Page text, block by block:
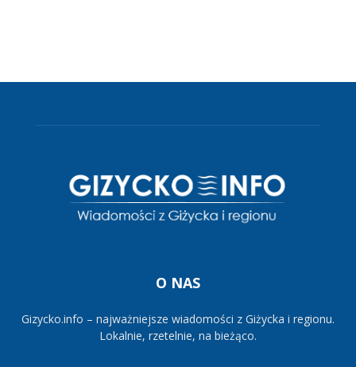
O NAS
Gizycko.info – najważniejsze wiadomości z Giżycka i regionu.
Lokalnie, rzetelnie, na bieżąco.